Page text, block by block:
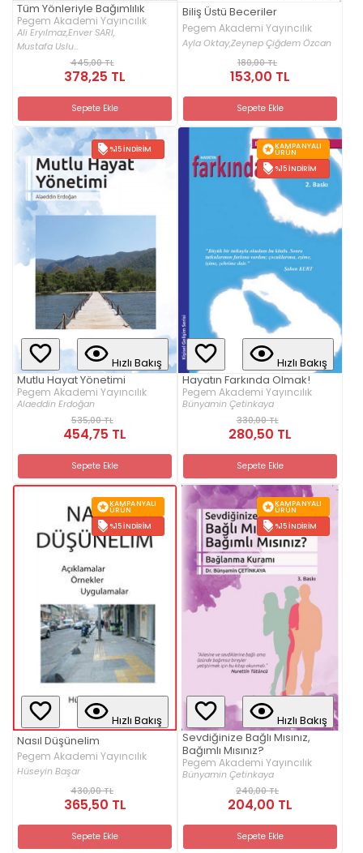
Tüm Yönleriyle Bağımlılık
Pegem Akademi Yayıncılık
Ali Eryılmaz,Enver SARI,
Mustafa Uslu...
445,00 TL
378,25 TL
Sepete Ekle
Biliş Üstü Beceriler
Pegem Akademi Yayıncılık
Ayla Oktay,Zeynep Çiğdem Özcan
180,00 TL
153,00 TL
Sepete Ekle
%15 İNDIRIM
Hızlı Bakış
Mutlu Hayat Yönetimi
Pegem Akademi Yayıncılık
Alaeddin Erdoğan
535,00 TL
454,75 TL
Sepete Ekle
KAMPANYALI
ÜRÜN
%15 İNDIRIM
Hızlı Bakış
Hayatın Farkında Olmak!
Pegem Akademi Yayıncılık
Bünyamin Çetinkaya
330,00 TL
280,50 TL
Sepete Ekle
KAMPANYALI
ÜRÜN
%15 İNDIRIM
Hızlı Bakış
Nasıl Düşünelim
Pegem Akademi Yayıncılık
Hüseyin Başar
430,00 TL
365,50 TL
Sepete Ekle
KAMPANYALI
ÜRÜN
%15 İNDIRIM
Hızlı Bakış
Sevdiğinize Bağlı Mısınız,
Bağımlı Mısınız?
Pegem Akademi Yayıncılık
Bünyamin Çetinkaya
240,00 TL
204,00 TL
Sepete Ekle